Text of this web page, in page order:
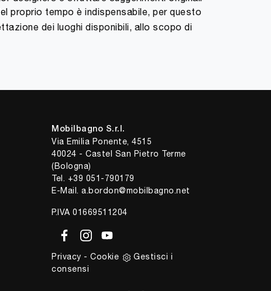
proprio tempo è indispensabile, per questo
dei luoghi disponibili, allo scopo di
Mobilbagno S.r.l.
Via Emilia Ponente, 4515
40024 - Castel San Pietro Terme
(Bologna)
Tel. +39 051-790179
E-Mail. a.bordon@mobilbagno.net
P.IVA 01669511204
Privacy - Cookie
Gestisci i
consensi